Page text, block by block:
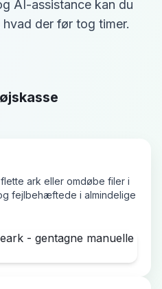
AI-assistance kan du
der før tog timer.
ark eller omdøbe filer i
fejlbehæftede i almindelige